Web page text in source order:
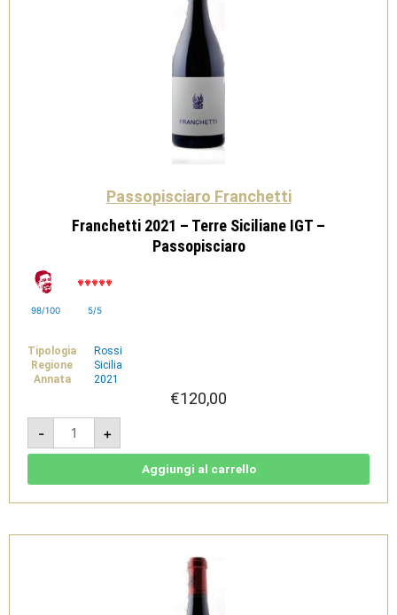
Passopisciaro Franchetti
Franchetti 2021 – Terre Siciliane IGT –
Passopisciaro
98/100 5/5
Tipologia
Rossi
Regione
Sicilia
Annata
2021
€120,00
-
Franchetti
2021
-
Terre
Passopisciaro
+
Aggiungi al carrello